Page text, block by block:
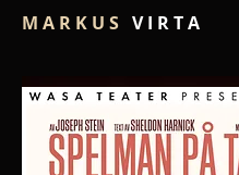
M A R K U S V I R T A